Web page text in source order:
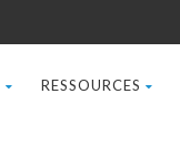
RESSOURCES